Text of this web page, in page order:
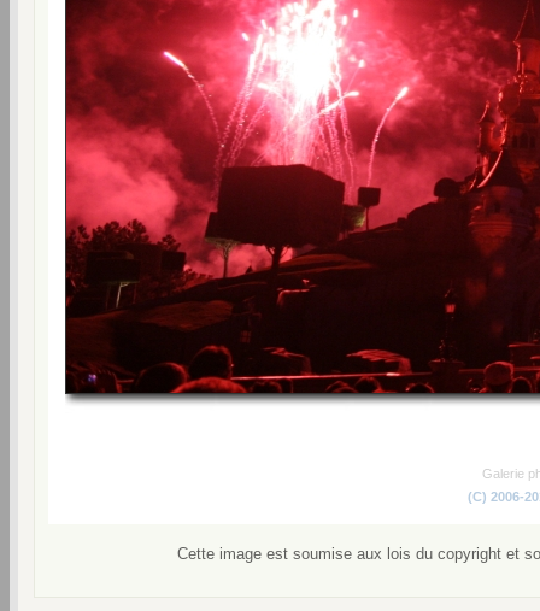
Galerie
(C) 2006-
Cette image est soumise aux lois du copyright et